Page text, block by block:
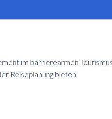
im barrierearmen
Reiseplanung bieten.